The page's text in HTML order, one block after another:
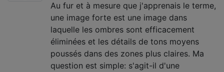
Au fur et à mesure que j'apprenais le terme,
une image forte est une image dans
laquelle les ombres sont efficacement
éliminées et les détails de tons moyens
poussés dans des zones plus claires. Ma
question est simple: s'agit-il d'une